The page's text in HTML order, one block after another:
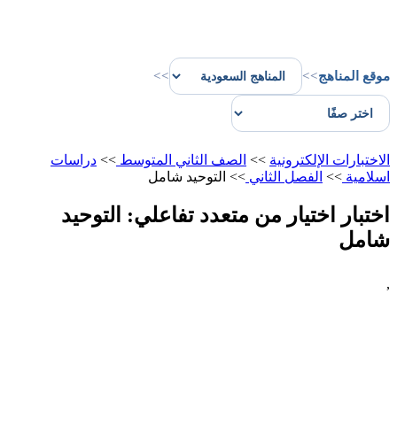
موقع المناهج>>
>>
الاختبارات الإلكترونية >> الصف الثاني المتوسط >> دراسات
اسلامية >> الفصل الثاني >> التوحيد شامل
اختبار اختيار من متعدد تفاعلي: التوحيد
شامل